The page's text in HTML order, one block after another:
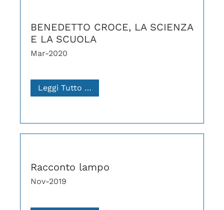
BENEDETTO CROCE, LA SCIENZA
E LA SCUOLA
Mar-2020
Leggi Tutto …
Racconto lampo
Nov-2019